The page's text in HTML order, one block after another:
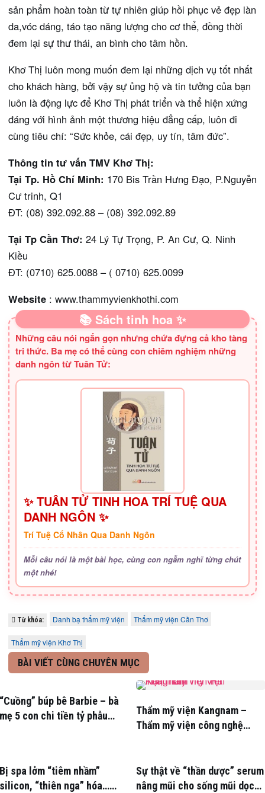
sản phẩm hoàn toàn từ tự nhiên giúp hồi phục vẻ đẹp làn
da,vóc dáng, táo tạo năng lượng cho cơ thể, đồng thời
đem lại sự thư thái, an bình cho tâm hồn.
Khơ Thị luôn mong muốn đem lại những dịch vụ tốt nhất
cho khách hàng, bởi vậy sự ủng hộ và tin tưởng của bạn
luôn là động lực để Khơ Thị phát triển và thể hiện xứng
đáng với hình ảnh một thương hiệu đẳng cấp, luôn đi
cùng tiêu chí: “Sức khỏe, cái đẹp, uy tín, tâm đức”.
Thông tin tư vấn TMV Khơ Thị:
Tại Tp. Hồ Chí Minh: 170 Bis Trần Hưng Đạo, P.Nguyễn
Cư trinh, Q1
ĐT: (08) 392.092.88 – (08) 392.092.89
Tại Tp Cần Thơ: 24 Lý Tự Trọng, P. An Cư, Q. Ninh
Kiều
ĐT: (0710) 625.0088 – ( 0710) 625.0099
Website : www.thammyvienkhothi.com
📚 Sách tinh hoa ✨
Những câu nói ngắn gọn nhưng chứa đựng cả kho tàng
tri thức. Ba mẹ có thể cùng con chiêm nghiệm những
danh ngôn từ Tuân Tử:
✨ TUÂN TỬ TINH HOA TRÍ TUỆ QUA
DANH NGÔN ✨
Trí Tuệ Cổ Nhân Qua Danh Ngôn
Mỗi câu nói là một bài học, cùng con ngẫm nghĩ từng chút
một nhé!
Từ khóa: Danh bạ thẩm mỹ viện Thẩm mỹ viện Cần Thơ
Thẩm mỹ viện Khơ Thị
BÀI VIẾT CÙNG CHUYÊN MỤC
“Cuồng” búp bê Barbie – bà
mẹ 5 con chi tiền tỷ phẫu
Thẩm mỹ viện Kangnam –
Thẩm mỹ viện công nghệ
Bị spa lởm “tiêm nhầm”
silicon, “thiên nga” hóa…
Sự thật về “thần dược” serum
nâng mũi cho sống mũi dọc